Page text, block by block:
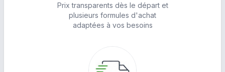
Prix transparents dès le départ et
plusieurs formules d'achat
adaptées à vos besoins